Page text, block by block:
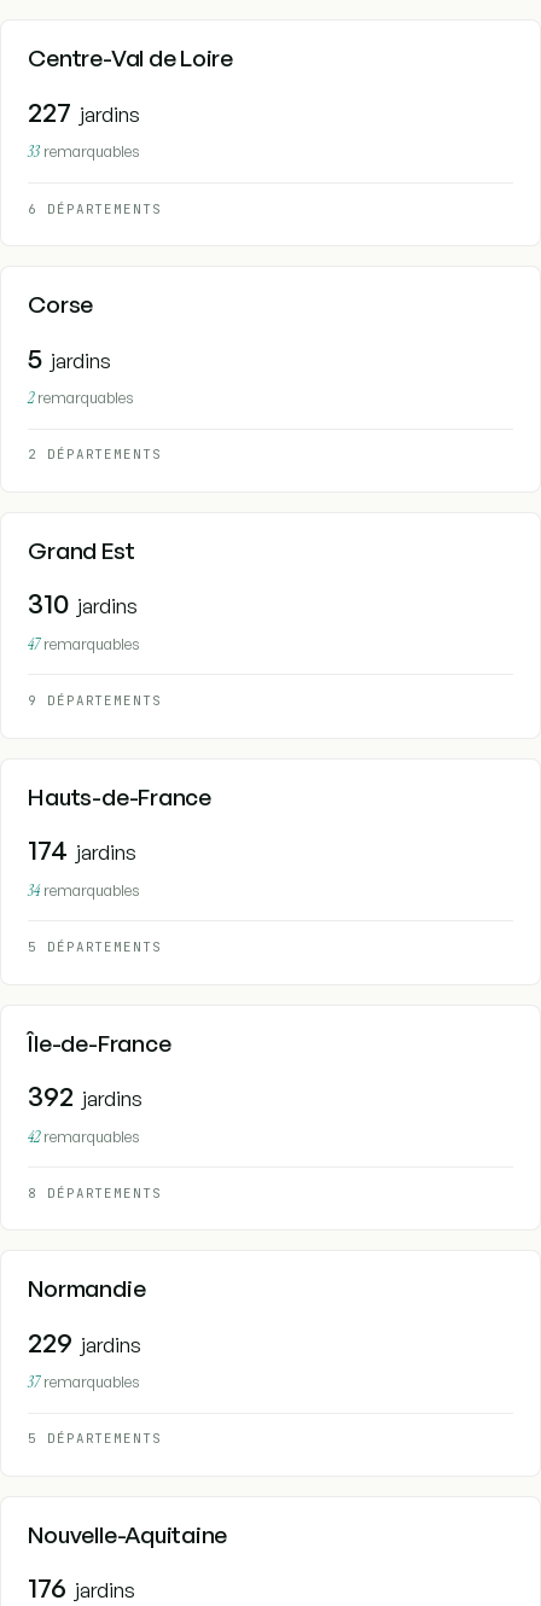
Centre-Val de Loire
227 jardins
33 remarquables
6 DÉPARTEMENTS
Corse
5 jardins
2remarquables
2 DÉPARTEMENTS
Grand Est
310 jardins
47remarquables
9 DÉPARTEMENTS
Hauts-de-France
174 jardins
34remarquables
5 DÉPARTEMENTS
Île-de-France
392 jardins
42remarquables
8 DÉPARTEMENTS
Normandie
229 jardins
37remarquables
5 DÉPARTEMENTS
Nouvelle-Aquitaine
176 jardins